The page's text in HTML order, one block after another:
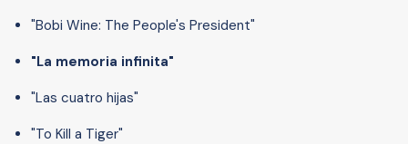
"Bobi Wine: The People's President"
"La memoria infinita"
"Las cuatro hijas"
"To Kill a Tiger"